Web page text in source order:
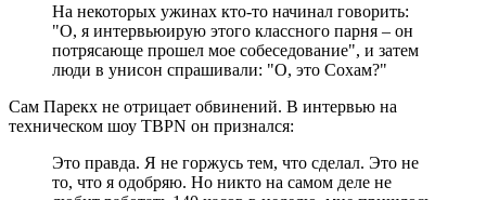
На некоторых ужинах кто-то начинал говорить:
"О, я интервьюирую этого классного парня – он
потрясающе прошел мое собеседование", и затем
люди в унисон спрашивали: "О, это Сохам?"
Сам Парекх не отрицает обвинений. В интервью на
техническом шоу TBPN он признался:
Это правда. Я не горжусь тем, что сделал. Это не
то, что я одобряю. Но никто на самом деле не